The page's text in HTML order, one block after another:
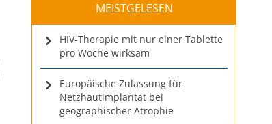
MEISTGELESEN
HIV-Therapie mit nur einer Tablette
pro Woche wirksam
Europäische Zulassung für
Netzhautimplantat bei
geographischer Atrophie